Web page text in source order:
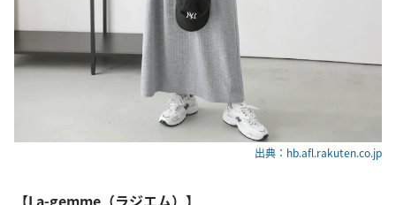
出典：hb.afl.rakuten.co.jp
【La-gemme（ラジエム）】